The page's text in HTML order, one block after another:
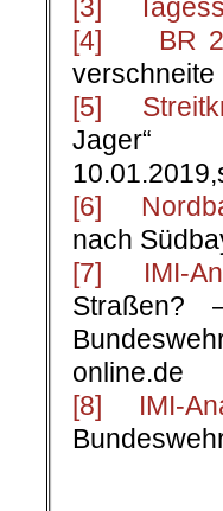
[3]
[4] BR
verschneite
[5]
[6]
nach
[7] IMI-
Straßen?
online.de
[8] IMI-